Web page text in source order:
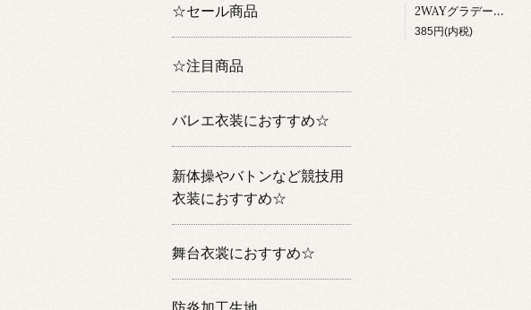
2WAYグラデーションプリント
385円(内税)
☆セール商品
☆注目商品
バレエ衣装におすすめ☆
新体操やバトンなど競技用
衣装におすすめ☆
舞台衣裳におすすめ☆